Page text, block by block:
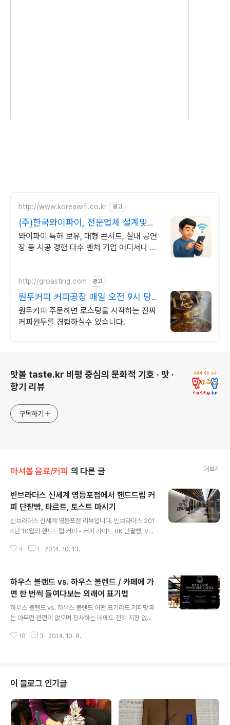
http://www.koreawifi.co.kr 광고
(주)한국와이파이, 전문업체 설계및구
축
와이파이 특허 보유, 대형 콘서트, 실내 공연
장 등 시공 경험 다수 벤처 기업 어디서나 끊
http://groasting.com 광고
원두커피 커피공장 매일 오전 9시 당일
볶아배송
원두커피 주문하면 로스팅을 시작하는 진짜
커피원두를 경험하실수 있습니다.
맛볼 taste.kr 비평 중심의 문화적 기호 · 맛 ·
향기 리뷰
구독하기
마셔볼 음료/커피 의 다른 글 더보기
빈브라더스 신세계 영등포점에서 핸드드립 커
피 단팥빵, 타르트, 토스트 마시기
빈브라더스 신세계 영등포점 리뷰입니다. 빈브라더스 201
4년 10월의 핸드드립 커피 - 커피 가이드 BK 단팥빵, VE
9층 식당가. 중소규모 업체 빈브라더스가 백화점 입점 사
시 백화점 폐점 직후라서 테이블이 거의 빠진 시점. 빈브라
더스의 커피 책임자 3인 김병기(BK), 임세정(VECKY), 이
준명(PATRICK) 빈브라더스 신세계 메인 바. FAEMA의
공식 발음은 페마도 아니고 훼마도 아니며, 이제부터는 화
이마(국내 공식수입원의 발음 정책) 에스프레소 그라인더
메져, 안핌. 핸드드립 그라인더 디팅. 고객들이 커피 내리는
4 1 2014. 10. 13.
하우스 블랜드 vs. 하우스 블렌드 / 카페에 가
면 한 번씩 들여다보는 외래어 표기법
하우스 블랜드 vs. 하우스 블렌드 어떤 표기라도 커피맛과
는 아무런 관련이 없으며 장사하는 데에도 전혀 지장 없지
카패 vs. 카페 스패셜티 커피 vs. 스페셜티 커피 슈퍼모댈
촌 효자동) 아르시오네 (한남동) 더블 하모니 (합정역 2번
출구) 봉숙이네 커피볶는 집 (합정역 2번출구) 카페포엠
(삼청동) 통인동 커피공방 (경복궁역 2번출구) 카페 마로
(합정 카페거리) 카페 뎀셀브즈 (종로) 루소랩 청진점 (종
로) 커피집 (대학로 혜화역 3번출구) 왕창상회 (연남동 주
10 3 2014. 10. 8.
이 블로그 인기글